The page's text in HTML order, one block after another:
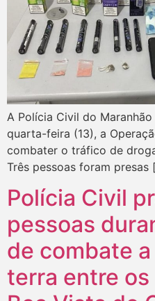
A Polícia Civil do
quarta-feira (13), a
combater o tráfico de
Três pessoas foram presas
Polícia Civil
pessoas
de combate
terra entre